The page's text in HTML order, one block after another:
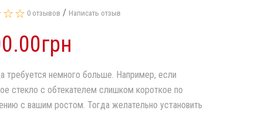
0 отзывов / Написать отзыв
требуется немного больше. Например, если
стекло с обтекателем слишком короткое по
с вашим ростом. Тогда желательно установить